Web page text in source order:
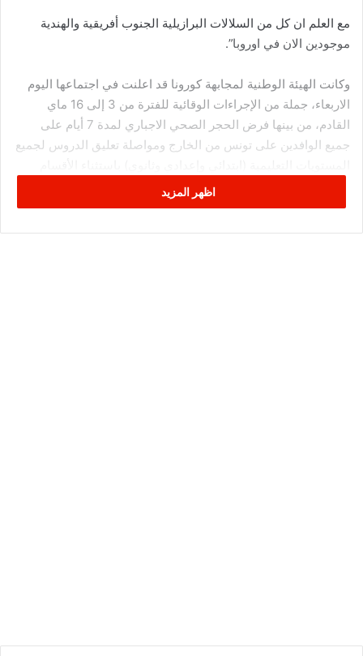
مع العلم ان كل من السلالات البرازيلية الجنوب أفريقية والهندية
موجودين الان في اوروبا”.
وكانت الهيئة الوطنية لمجابهة كورونا قد اعلنت في اجتماعها اليوم
الاربعاء، جملة من الإجراءات الوقائية للفترة من 3 إلى 16 ماي
القادم، من بينها فرض الحجر الصحي الاجباري لمدة 7 أيام على
جميع الوافدين على تونس من الخارج ومواصلة تعليق الدروس لجميع
المعنية بالامتحانات الوطنية، ومنع استعمال الفضاءات الداخلية
للمقاهي.
اظهر المزيد